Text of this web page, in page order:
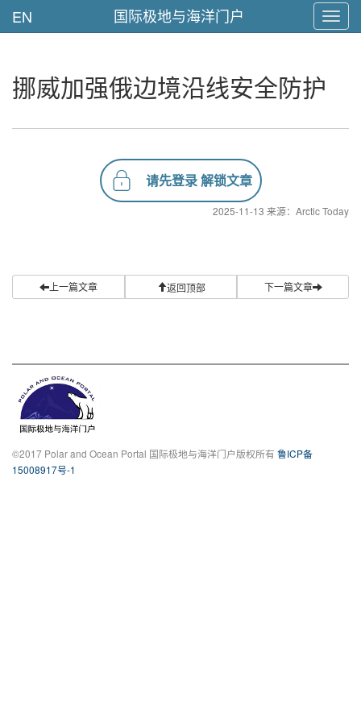
EN 国际极地与海洋门户
挪威加强俄边境沿线安全防护
请先登录 解锁文章
2025-11-13 来源：Arctic Today
上一篇文章 返回顶部 下一篇文章
©2017 Polar and Ocean Portal 国际极地与海洋门户版权所有 鲁ICP备
15008917号-1